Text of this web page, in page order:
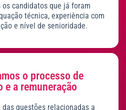
candidatos que já foram
técnica, experiência com
e nível de senioridade.
o processo de
e a remuneração
questões relacionadas a